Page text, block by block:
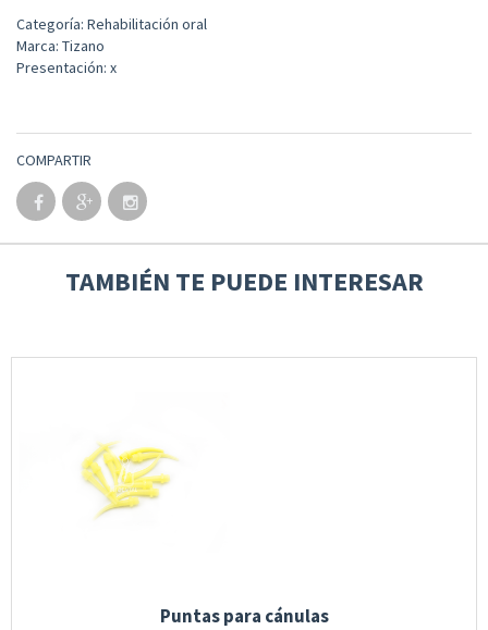
Categoría: Rehabilitación oral
Marca: Tizano
Presentación: x
COMPARTIR
TAMBIÉN TE PUEDE INTERESAR
Puntas para cánulas